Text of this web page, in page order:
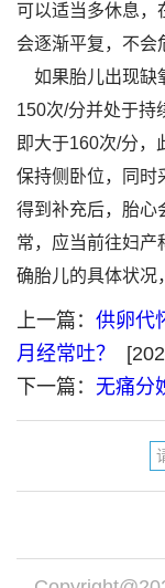
可以适当多休息，
会逐渐平复，不会
如果胎儿出现缺
150次/分并处于持
即大于160次/分，
保持侧卧位，同时
得到补充后，胎心
常，应当前往妇产
确胎儿的具体状况
上一篇： 供卵代
月经常吐？
下一篇： 无痛分